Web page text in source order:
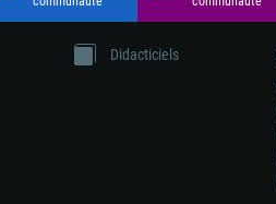
Didacticiels